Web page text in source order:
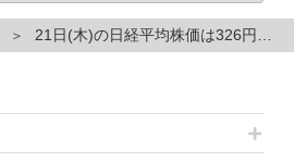
21日(木)の日経平均株価は326円安😰の3万8026円～🌟本日のネタ 『冬のボーナス事情』